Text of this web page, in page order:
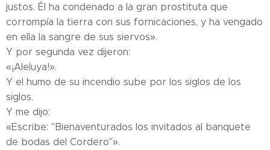
justos. Él ha condenado a la gran prostituta que
corrompía la tierra con sus fornicaciones, y ha vengado
en ella la sangre de sus siervos».
Y por segunda vez dijeron:
«¡Aleluya!».
Y el humo de su incendio sube por los siglos de los
siglos.
Y me dijo:
«Escribe: "Bienaventurados los invitados al banquete
de bodas del Cordero"».